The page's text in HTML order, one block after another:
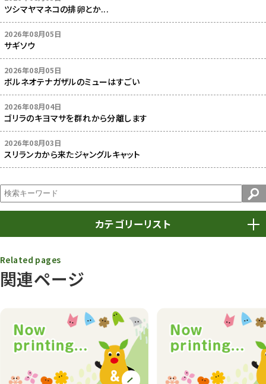
ツシマヤマネコの排卵とか...
2026年08月05日
サギソウ
2026年08月05日
ボルネオテナガザルのミューはすごい
2026年08月04日
ゴリラのキヨマサを群れから分離します
2026年08月03日
スリランカから来たジャングルキャット
カテゴリーリスト
動物園
動物園その他 117
植物園 510
植物たち 407
関連ページ
Related pages